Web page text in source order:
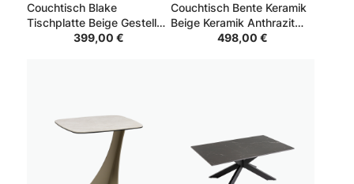
Couchtisch Blake
Tischplatte Beige Gestell
Beige 120*60*42
399,00 €
Couchtisch Bente Keramik
Beige Keramik Anthrazit
80*122*43498,00 €